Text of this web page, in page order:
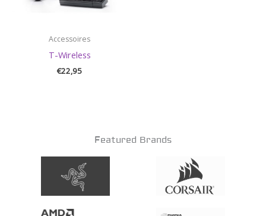
Accessoires
T-Wireless
€22,95
Featured Brands